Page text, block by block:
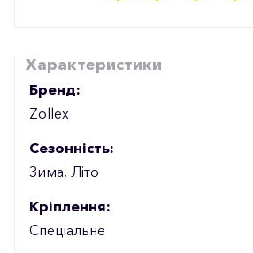
Характеристики
Бренд:
Zollex
Сезонність:
Зима, Літо
Кріплення:
Спеціальне